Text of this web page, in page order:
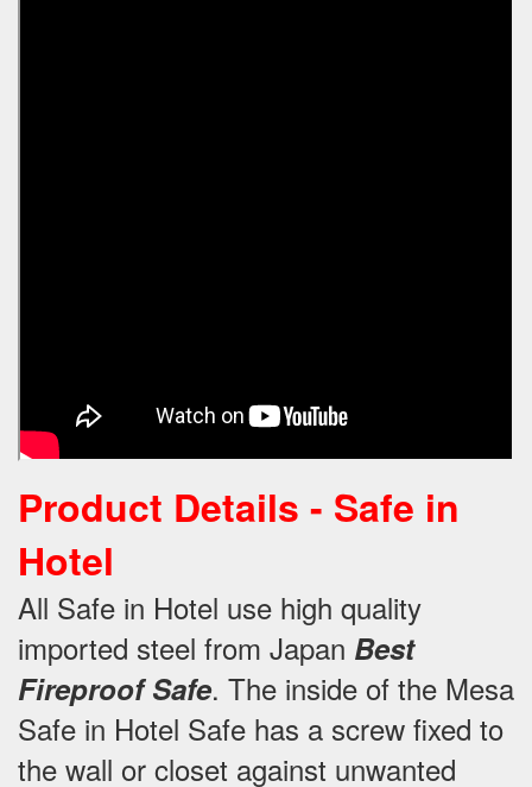
Product Details - Safe in
Hotel
All Safe in Hotel use high quality
imported steel from Japan Best
Fireproof Safe. The inside of the Mesa
Safe in Hotel Safe has a screw fixed to
the wall or closet against unwanted